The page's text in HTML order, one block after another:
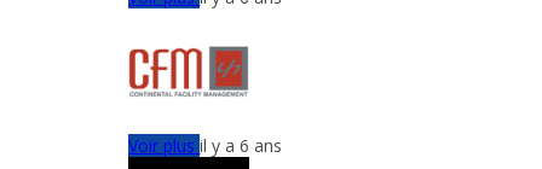
Voir plusil y a 6 ans